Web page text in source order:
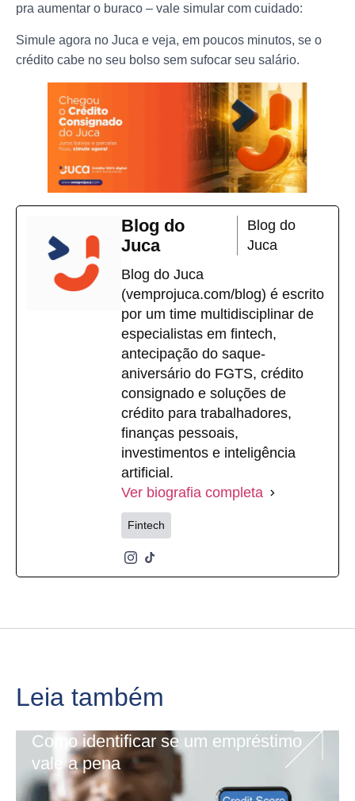
pra aumentar o buraco – vale simular com cuidado:
Simule agora no Juca e veja, em poucos minutos, se o
crédito cabe no seu bolso sem sufocar seu salário.
Blog do
Juca
Blog do
Juca
Blog do Juca
(vemprojuca.com/blog) é escrito
por um time multidisciplinar de
especialistas em fintech,
antecipação do saque-
aniversário do FGTS, crédito
consignado e soluções de
crédito para trabalhadores,
finanças pessoais,
investimentos e inteligência
artificial.
Ver biografia completa
Fintech
Leia também
Como identificar se um empréstimo
vale a pena